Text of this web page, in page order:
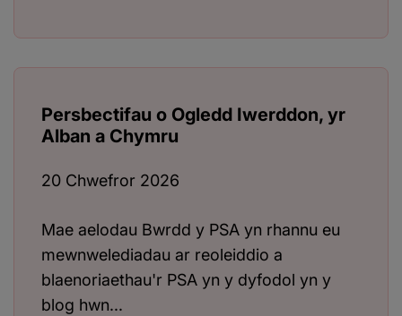
Persbectifau o Ogledd Iwerddon, yr
Alban a Chymru
20 Chwefror 2026
Mae aelodau Bwrdd y PSA yn rhannu eu
mewnwelediadau ar reoleiddio a
blaenoriaethau'r PSA yn y dyfodol yn y
blog hwn...